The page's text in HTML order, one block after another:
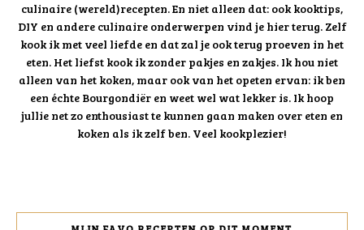
culinaire (wereld)recepten. En niet alleen dat: ook kooktips,
DIY en andere culinaire onderwerpen vind je hier terug. Zelf
kook ik met veel liefde en dat zal je ook terug proeven in het
eten. Het liefst kook ik zonder pakjes en zakjes. Ik hou niet
alleen van het koken, maar ook van het opeten ervan: ik ben
een échte Bourgondiër en weet wel wat lekker is. Ik hoop
jullie net zo enthousiast te kunnen gaan maken over eten en
koken als ik zelf ben. Veel kookplezier!